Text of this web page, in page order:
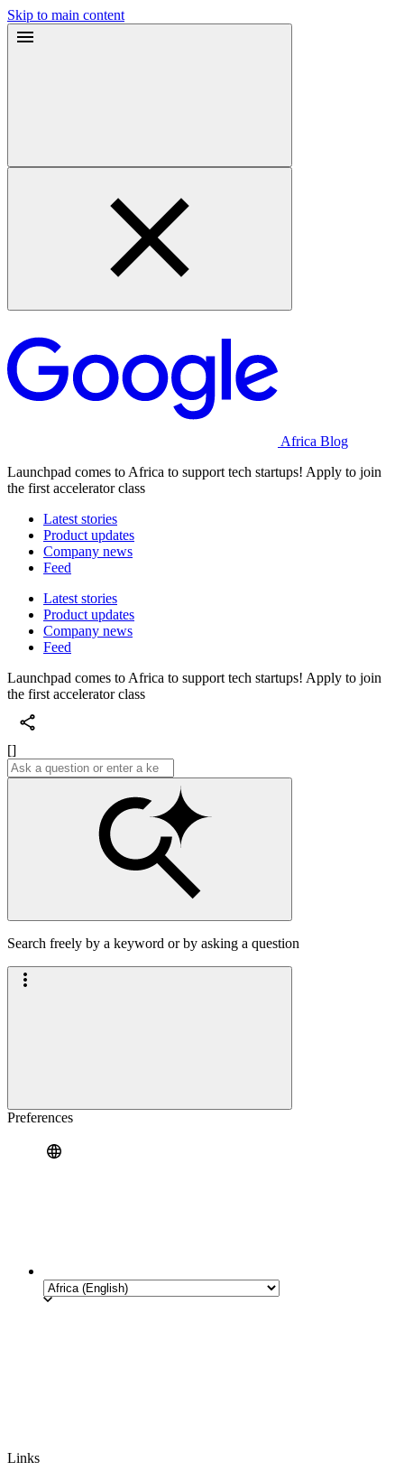
Skip to main content
Africa Blog
Launchpad comes to Africa to support tech startups! Apply to join
the first accelerator class
Latest stories
Product updates
Company news
Feed
Latest stories
Product updates
Company news
Feed
Launchpad comes to Africa to support tech startups! Apply to join
the first accelerator class
[]
Search freely by a keyword or by asking a question
Preferences
Links